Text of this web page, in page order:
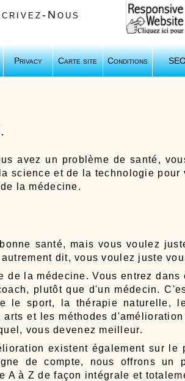
Nous
Privacy Carte site Conditions
avez un problème de santé,
science et de la technologie pour
la médecine.
santé, mais vous voulez
dit, vous voulez juste
de la médecine. Vous entrez
plutôt que d'un médecin.
le sport, la thérapie naturelle,
et les méthodes
vous devenez meilleur.
existent également sur le
de compte, nous offrons un
A à Z de façon intégrale et